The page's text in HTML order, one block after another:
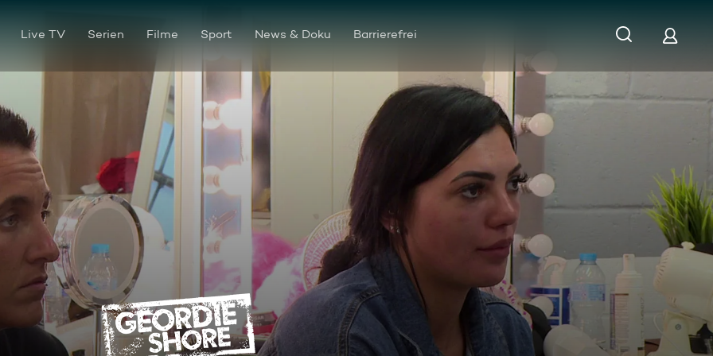
Live TV Serien Filme Sport News & Doku Barrierefrei
Treffpunkt